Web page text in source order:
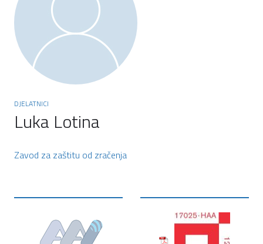
DJELATNICI
Luka Lotina
Zavod za zaštitu od zračenja